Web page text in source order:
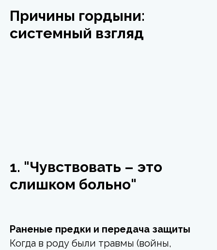
Причины гордыни:
системный взгляд
1. "Чувствовать – это
слишком больно"
Раненые предки и передача защиты
Когда в роду были травмы (войны,